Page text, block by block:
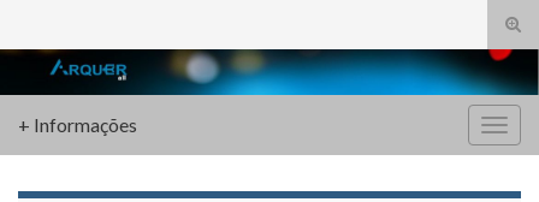
de
Search for:
+ Informações